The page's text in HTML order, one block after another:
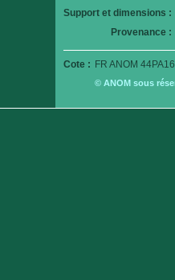
Support et dimensions :
Provenance :
Cote : FR ANOM
© ANOM sous